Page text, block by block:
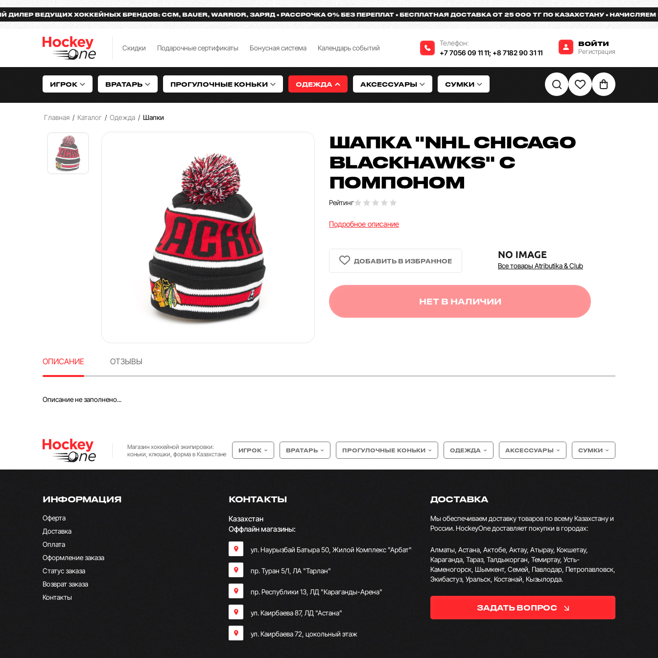
ВЕДУЩИХ ХОККЕЙНЫХ БРЕНДОВ: CCM, BAUER, WARRIOR, ЗАРЯД РАССРОЧКА 0% БЕЗ ПЕРЕПЛАТ БЕСПЛАТНАЯ ДОСТАВКА ОТ 25 000 ТГ ПО КАЗАХСТАНУ НАЧИСЛЯЕМ
Скидки Подарочные сертификаты Бонусная система Календарь событий
Телефон:
+7 7056 09 11 11; +8 7182 90 31 11
ВОЙТИ
Регистрация
ИГРОК ВРАТАРЬ ПРОГУЛОЧНЫЕ КОНЬКИ ОДЕЖДА АКСЕССУАРЫ СУМКИ
Главная / Каталог / Одежда / Шапки
ШАПКА "NHL CHICAGO
BLACKHAWKS" С
ПОМПОНОМ
Рейтинг
Подробное описание
Все товары Atributika & Club
НЕТ В НАЛИЧИИ
ОПИСАНИЕ ОТЗЫВЫ
Описание не заполнено...
Магазин хоккейной экипировки:
коньки, клюшки, форма в Казахстане
ИГРОК ВРАТАРЬ ПРОГУЛОЧНЫЕ КОНЬКИ ОДЕЖДА АКСЕССУАРЫ СУМКИ
ИНФОРМАЦИЯ
Оферта
Доставка
Оплата
Оформление заказа
Статус заказа
Возврат заказа
Контакты
КОНТАКТЫ
Казахстан
Оффлайн магазины:
ул. Наурызбай Батыра 50, Жилой Комплекс "Арбат"
пр. Туран 5/1, ЛА "Тарлан"
пр. Республики 13, ​ЛД "Караганды-Арена"
ул. Каирбаева 87, ЛД "Астана"
ул. Каирбаева 72, цокольный этаж
ДОСТАВКА
Мы обеспечиваем доставку товаров по всему Казахстану и
России. HockeyOne доставляет покупки в городах:
Алматы, Астана, Актобе, Актау, Атырау, Кокшетау,
Караганда, Тараз, Талдыкорган, Темиртау, Усть-
Каменогорск, Шымкент, Семей, Павлодар, Петропавловск,
Экибастуз, Уральск, Костанай, Кызылорда.
ЗАДАТЬ ВОПРОС